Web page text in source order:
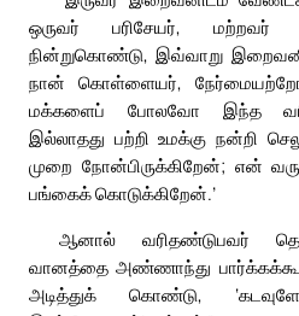
ஒருவர் பரிசேயர், மற்றவர்
நின்றுகொண்டு, இவ்வாறு
நான் கொள்ளையர்,
மக்களைப் போலவோ இந்த
இல்லாதது பற்றி உமக்கு நன்றி
முறை நோன்பிருக்கிறேன்; என்
பங்கைக் கொடுக்கிறேன்.’
ஆனால் வரிதண்டுபவர்
வானத்தை அண்ணாந்து
அடித்துக் கொண்டு,